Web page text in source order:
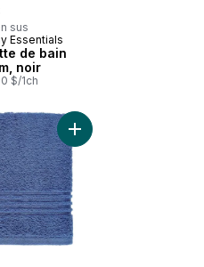
sus
Essentials
de bain
noir
$/1ch
panier
Serviette de Plage au panier
Ajouter Serviette à